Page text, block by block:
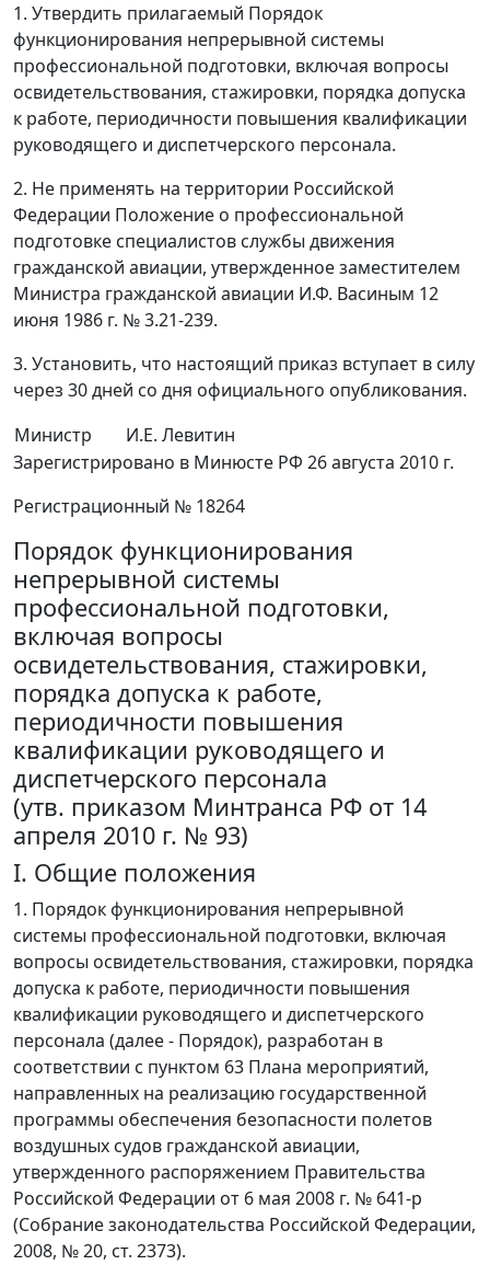
1. Утвердить прилагаемый Порядок
функционирования непрерывной системы
профессиональной подготовки, включая вопросы
освидетельствования, стажировки, порядка допуска
к работе, периодичности повышения квалификации
руководящего и диспетчерского персонала.
2. Не применять на территории Российской
Федерации Положение о профессиональной
подготовке специалистов службы движения
гражданской авиации, утвержденное заместителем
Министра гражданской авиации И.Ф. Васиным 12
июня 1986 г. № 3.21-239.
3. Установить, что настоящий приказ вступает в силу
через 30 дней со дня официального опубликования.
Министр
И.Е. Левитин
Зарегистрировано в Минюсте РФ 26 августа 2010 г.
Регистрационный № 18264
Порядок функционирования
непрерывной системы
профессиональной подготовки,
включая вопросы
освидетельствования, стажировки,
порядка допуска к работе,
периодичности повышения
квалификации руководящего и
диспетчерского персонала
(утв. приказом Минтранса РФ от 14
апреля 2010 г. № 93)
I. Общие положения
1. Порядок функционирования непрерывной
системы профессиональной подготовки, включая
вопросы освидетельствования, стажировки, порядка
допуска к работе, периодичности повышения
квалификации руководящего и диспетчерского
персонала (далее - Порядок), разработан в
соответствии с пунктом 63 Плана мероприятий,
направленных на реализацию государственной
программы обеспечения безопасности полетов
воздушных судов гражданской авиации,
утвержденного распоряжением Правительства
Российской Федерации от 6 мая 2008 г. № 641-р
(Собрание законодательства Российской Федерации,
2008, № 20, ст. 2373).